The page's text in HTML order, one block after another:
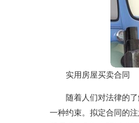
实用房屋买卖合同
随着人们对法律的
一种约束。拟定合同的